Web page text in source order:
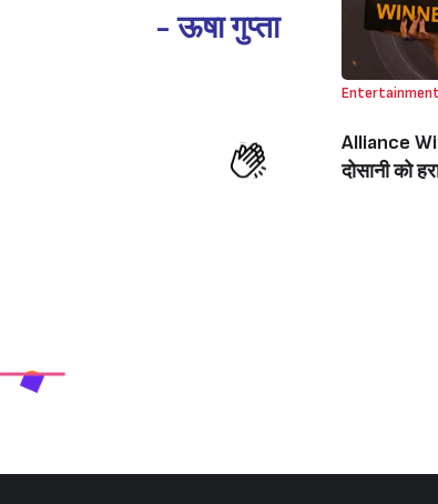
- ऊषा गुप्ता
Entertainment
Alliance
दोसानी को